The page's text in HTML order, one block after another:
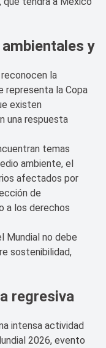
y
la
representa la Copa
existen
una respuesta
temas
ambiente, el
afectados por
de
a los derechos
Mundial no debe
sostenibilidad,
regresiva
intensa actividad
2026, evento